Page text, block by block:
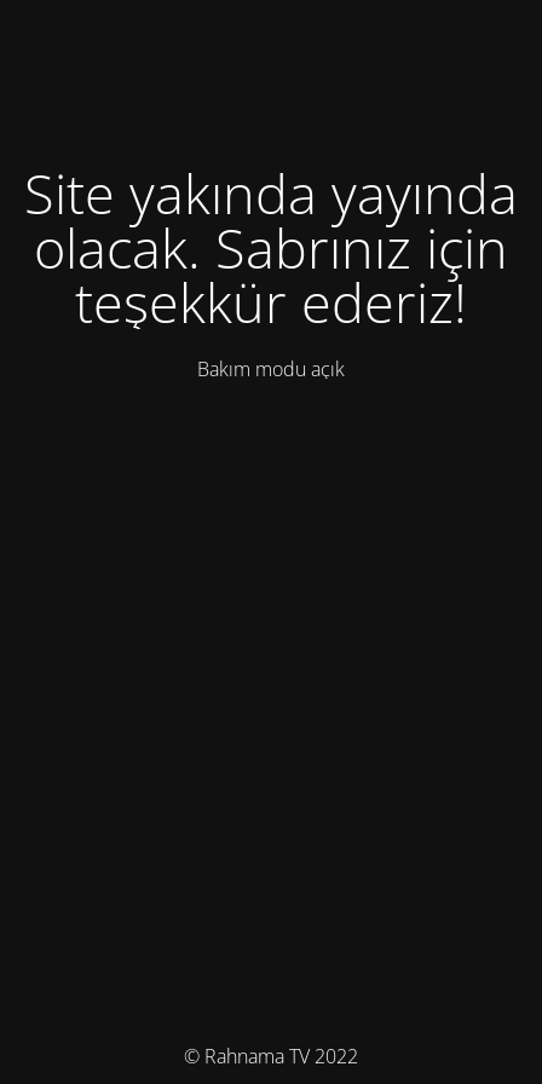
Site yakında yayında
olacak. Sabrınız için
teşekkür ederiz!
Bakım modu açık
© Rahnama TV 2022